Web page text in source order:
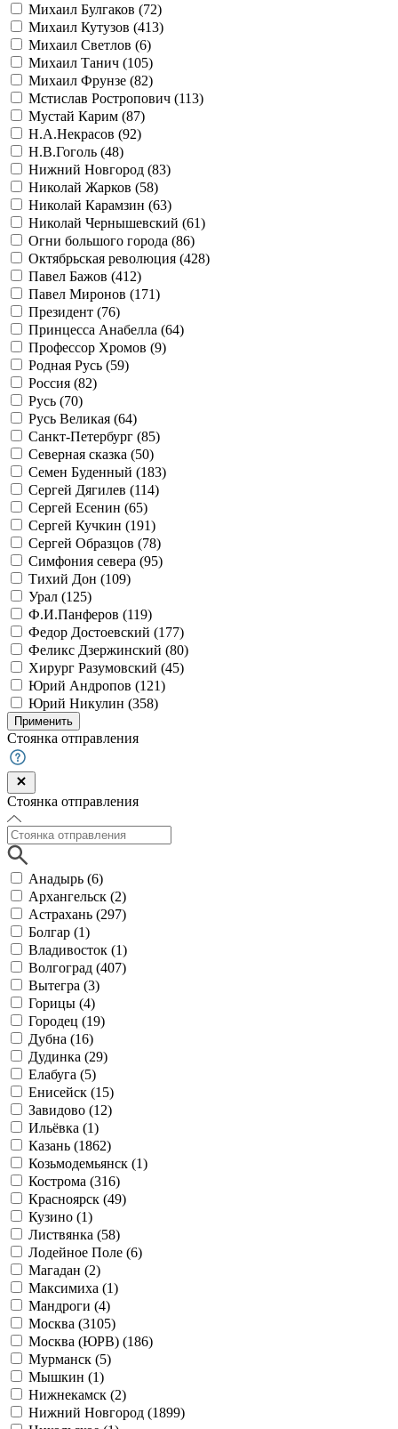
Михаил Булгаков (72)
Михаил Кутузов (413)
Михаил Светлов (6)
Михаил Танич (105)
Михаил Фрунзе (82)
Мстислав Ростропович (113)
Мустай Карим (87)
Н.А.Некрасов (92)
Н.В.Гоголь (48)
Нижний Новгород (83)
Николай Жарков (58)
Николай Карамзин (63)
Николай Чернышевский (61)
Огни большого города (86)
Октябрьская революция (428)
Павел Бажов (412)
Павел Миронов (171)
Президент (76)
Принцесса Анабелла (64)
Профессор Хромов (9)
Родная Русь (59)
Россия (82)
Русь (70)
Русь Великая (64)
Санкт-Петербург (85)
Северная сказка (50)
Семен Буденный (183)
Сергей Дягилев (114)
Сергей Есенин (65)
Сергей Кучкин (191)
Сергей Образцов (78)
Симфония севера (95)
Тихий Дон (109)
Урал (125)
Ф.И.Панферов (119)
Федор Достоевский (177)
Феликс Дзержинский (80)
Хирург Разумовский (45)
Юрий Андропов (121)
Юрий Никулин (358)
Применить
Стоянка отправления
Стоянка отправления
Анадырь (6)
Архангельск (2)
Астрахань (297)
Болгар (1)
Владивосток (1)
Волгоград (407)
Вытегра (3)
Горицы (4)
Городец (19)
Дубна (16)
Дудинка (29)
Елабуга (5)
Енисейск (15)
Завидово (12)
Ильёвка (1)
Казань (1862)
Козьмодемьянск (1)
Кострома (316)
Красноярск (49)
Кузино (1)
Листвянка (58)
Лодейное Поле (6)
Магадан (2)
Максимиха (1)
Мандроги (4)
Москва (3105)
Москва (ЮРВ) (186)
Мурманск (5)
Мышкин (1)
Нижнекамск (2)
Нижний Новгород (1899)